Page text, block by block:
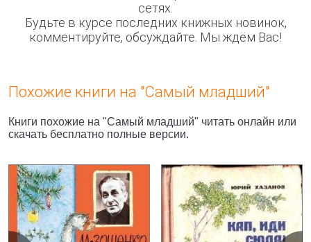
сетях.
Будьте в курсе последних книжных новинок,
комментируйте, обсуждайте. Мы ждём Вас!
Похожие книги на "Самый младший"
Книги похожие на "Самый младший" читать онлайн или
скачать бесплатно полные версии.